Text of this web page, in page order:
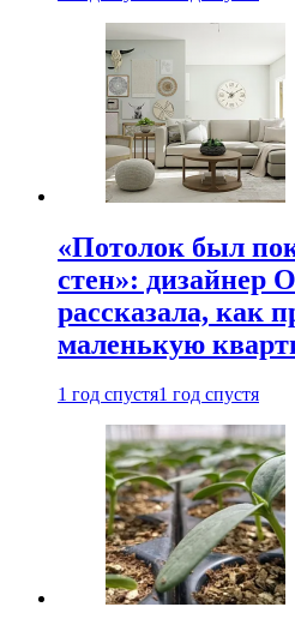
«Потолок был
стен»: дизайнер
рассказала, как
маленькую
1 год спустя1 год спустя